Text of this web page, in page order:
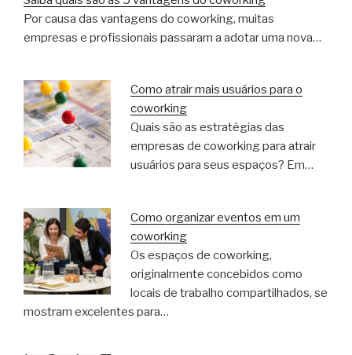
Por causa das vantagens do coworking, muitas
empresas e profissionais passaram a adotar uma nova…
Como atrair mais usuários para o
coworking
Quais são as estratégias das
empresas de coworking para atrair
usuários para seus espaços? Em…
Como organizar eventos em um
coworking
Os espaços de coworking,
originalmente concebidos como
locais de trabalho compartilhados, se
mostram excelentes para…